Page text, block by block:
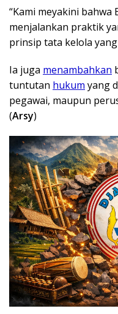
“Kami meyakini bahwa
menjalankan praktik
prinsip tata kelola yang
Ia juga menambahkan
tuntutan hukum yang
pegawai, maupun
(Arsy)